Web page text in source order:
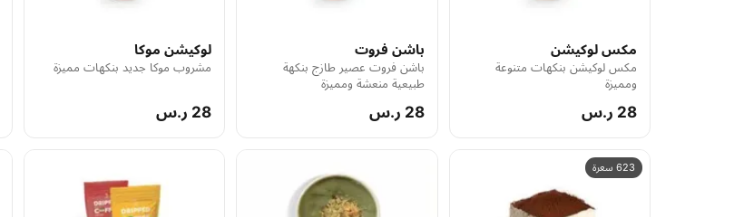
مكس لوكيشن
مكس لوكيشن بنكهات متنوعة
ومميزة
28 ر.س
باشن فروت
باشن فروت عصير طازج بنكهة
طبيعية منعشة ومميزة
28 ر.س
لوكيشن موكا
مشروب موكا جديد بنكهات مميزة
28 ر.س
623 سعرة